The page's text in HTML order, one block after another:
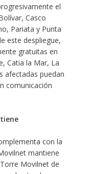
el
Casco
Pariata y Punta
este despliegue,
gratuitas en
Catia la Mar, La
afectadas puedan
comunicación
con la
mantiene
Movilnet de